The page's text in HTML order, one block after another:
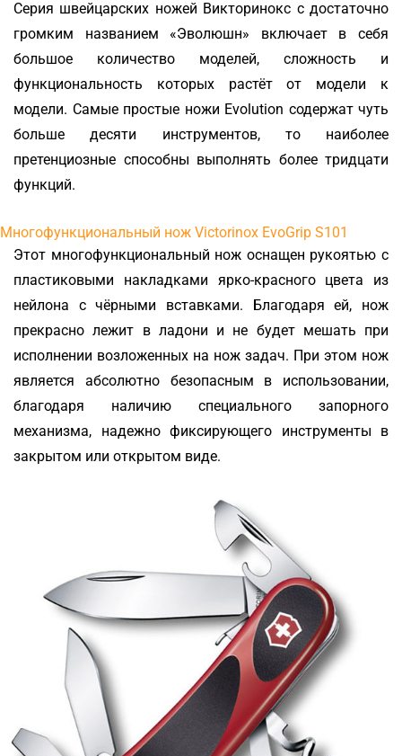
Серия швейцарских ножей Викторинокс с достаточно
громким названием «Эволюшн» включает в себя
большое количество моделей, сложность и
функциональность которых растёт от модели к
модели. Самые простые ножи Evolution содержат чуть
больше десяти инструментов, то наиболее
претенциозные способны выполнять более тридцати
функций.
Многофункциональный нож Victorinox EvoGrip S101
Этот многофункциональный нож оснащен рукоятью с
пластиковыми накладками ярко-красного цвета из
нейлона с чёрными вставками. Благодаря ей, нож
прекрасно лежит в ладони и не будет мешать при
исполнении возложенных на нож задач. При этом нож
является абсолютно безопасным в использовании,
благодаря наличию специального запорного
механизма, надежно фиксирующего инструменты в
закрытом или открытом виде.